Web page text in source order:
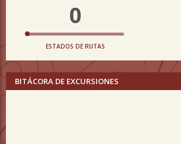
0
ESTADOS DE RUTAS
BITÁCORA DE EXCURSIONES